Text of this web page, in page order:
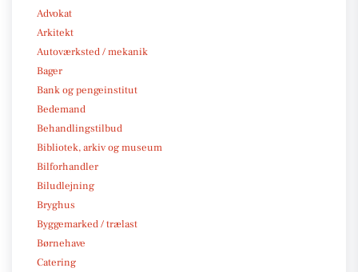
Advokat
Arkitekt
Autoværksted / mekanik
Bager
Bank og pengeinstitut
Bedemand
Behandlingstilbud
Bibliotek, arkiv og museum
Bilforhandler
Biludlejning
Bryghus
Byggemarked / trælast
Børnehave
Catering